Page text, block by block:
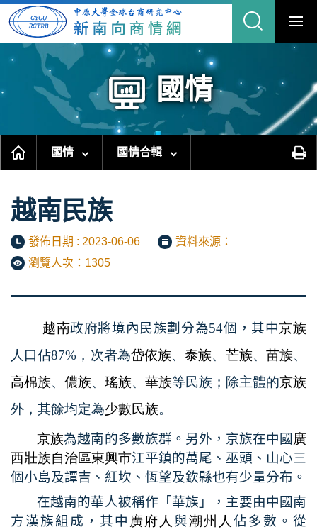
跳
主
要
國情
國情 國情合輯
越南民族
發佈日期 : 2023-06-06
資料來源：
瀏覽人次：1305
越南政府將境內民族劃分為54個，其中京族
人口佔87% ，次者為岱依族、泰族、 芒族、 苗族、
高棉族、 儂族、 瑤族、 華族等民族；除主體的京族
外，其餘均定為少數民族。
京族為越南的多數族群。另外，京族在中國 廣
西壯族自治區東興市江平鎮的萬尾、巫頭、山心三
個小島及譚吉、紅坎、恆望及欽縣也有少量分布。
在越南的華人被稱作「華族」，主要由中國南
方漢族組成，其中 廣府人 與潮州人 佔多數。從